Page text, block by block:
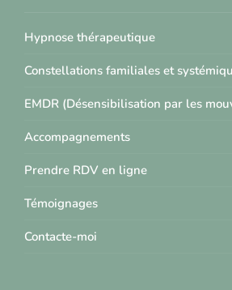
Hypnose thérapeutique
Constellations familiales et
EMDR (Désensibilisation par les
Accompagnements
Prendre RDV en ligne
Témoignages
Contacte-moi